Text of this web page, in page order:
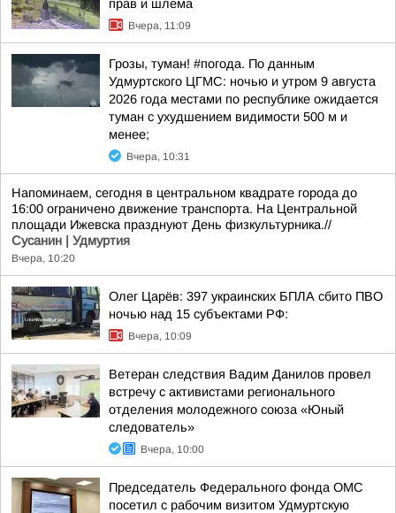
прав и шлема
Вчера, 11:09
Грозы, туман! #погода. По данным
Удмуртского ЦГМС: ночью и утром 9 августа
2026 года местами по республике ожидается
туман с ухудшением видимости 500 м и
менее;
Вчера, 10:31
Напоминаем, сегодня в центральном квадрате города до
16:00 ограничено движение транспорта. На Центральной
площади Ижевска празднуют День физкультурника.//
Сусанин | Удмуртия
Вчера, 10:20
Олег Царёв: 397 украинских БПЛА сбито ПВО
ночью над 15 субъектами РФ:
Вчера, 10:09
Ветеран следствия Вадим Данилов провел
встречу с активистами регионального
отделения молодежного союза «Юный
следователь»
Вчера, 10:00
Председатель Федерального фонда ОМС
посетил с рабочим визитом Удмуртскую